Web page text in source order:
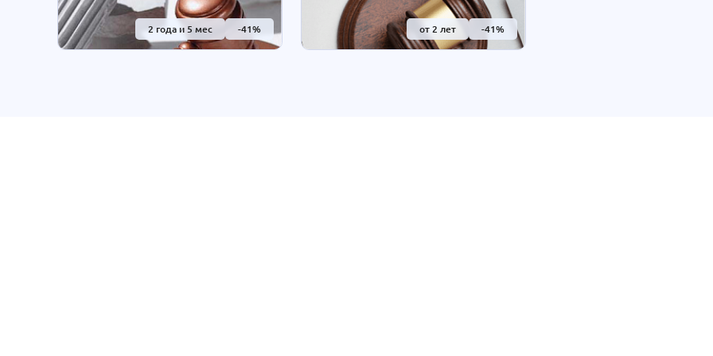
2 года и 5 мес -41% от 2 лет -41%
реформ в области организации
судебной власти, гражданского
судопроизводства, включая